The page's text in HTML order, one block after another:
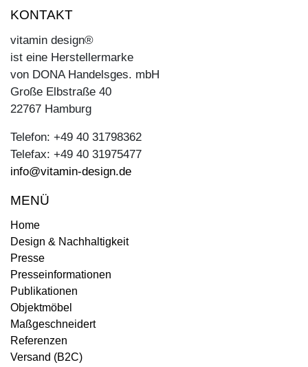
KONTAKT
vitamin design®
ist eine Herstellermarke
von DONA Handelsges. mbH
Große Elbstraße 40
22767 Hamburg
Telefon: +49 40 31798362
Telefax: +49 40 31975477
info@vitamin-design.de
MENÜ
Home
Design & Nachhaltigkeit
Presse
Presseinformationen
Publikationen
Objektmöbel
Maßgeschneidert
Referenzen
Versand (B2C)